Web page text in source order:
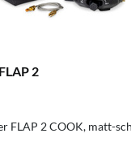
2
FLAP 2 COOK, matt-